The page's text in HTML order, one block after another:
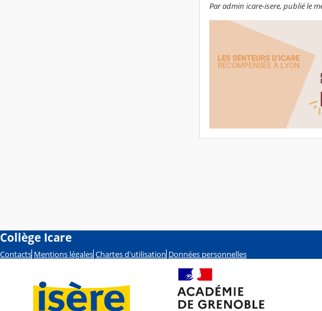
Par admin icare-isere, publié le
Collège Icare
Contacts Mentions légales Chartes d'utilisation Données personnelles